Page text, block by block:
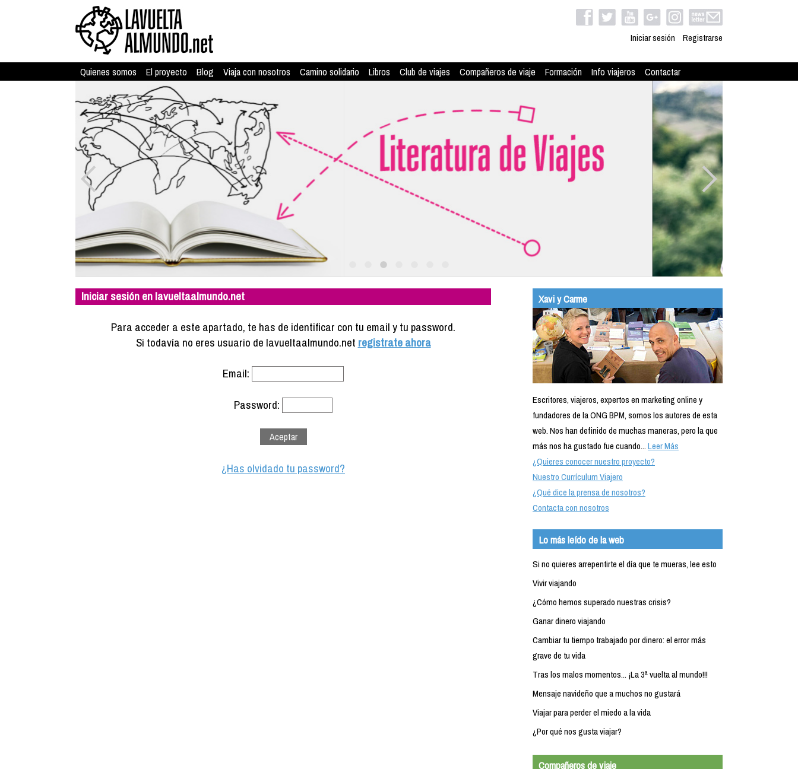
Iniciar sesión Registrarse
Quienes somos El proyecto Blog Viaja con nosotros Camino solidario Libros Club de viajes Compañeros de viaje Formación Info viajeros Contactar
Iniciar sesión en lavueltaalmundo.net
Para acceder a este apartado, te has de identificar con tu email y tu password.
Si todavía no eres usuario de lavueltaalmundo.net registrate ahora
Email:
Password:
¿Has olvidado tu password?
Xavi y Carme
Escritores, viajeros, expertos en marketing online y
fundadores de la ONG BPM, somos los autores de esta
web. Nos han definido de muchas maneras, pero la que
más nos ha gustado fue cuando...Leer Más
¿Quieres conocer nuestro proyecto?
Nuestro Currículum Viajero
¿Qué dice la prensa de nosotros?
Contacta con nosotros
Lo más leído de la web
Si no quieres arrepentirte el día que te mueras, lee esto
Vivir viajando
¿Cómo hemos superado nuestras crisis?
Ganar dinero viajando
Cambiar tu tiempo trabajado por dinero: el error más
grave de tu vida
Tras los malos momentos... ¡La 3ª vuelta al mundo!!!
Mensaje navideño que a muchos no gustará
Viajar para perder el miedo a la vida
¿Por qué nos gusta viajar?
Compañeros de viaje